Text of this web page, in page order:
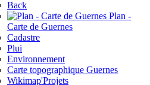
Back
Plan -
Carte de Guernes
Cadastre
Plui
Environnement
Carte topographique Guernes
Wikimap'Projets